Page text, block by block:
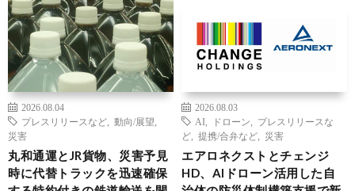
2026.08.04
プレスリリースなど
動向/展望
災害
丸和通運とJR貨物、災害予見
時に代替トラックを迅速確保
2026.08.03
AI
ドローン
プレスリリースな
ど
提携/合弁など 災害
エアロネクストとチェンジ
HD、AIドローン活用した自